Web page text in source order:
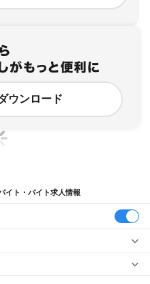
ウンロード
イト・バイト求人情報